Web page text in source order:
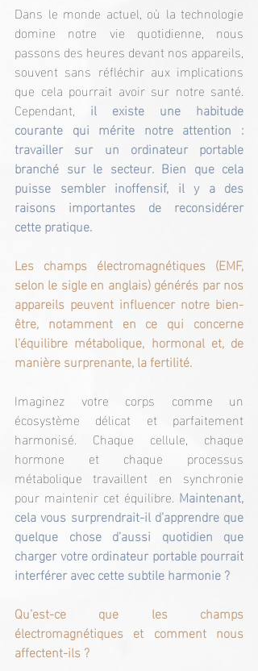
Dans le monde actuel, où la technologie
domine notre vie quotidienne, nous
passons des heures devant nos appareils,
souvent sans réfléchir aux implications
que cela pourrait avoir sur notre santé.
Cependant, il existe une habitude
courante qui mérite notre attention :
travailler sur un ordinateur portable
branché sur le secteur. Bien que cela
puisse sembler inoffensif, il y a des
raisons importantes de reconsidérer
cette pratique.
Les champs électromagnétiques (EMF,
selon le sigle en anglais) générés par nos
appareils peuvent influencer notre bien-
être, notamment en ce qui concerne
l’équilibre métabolique, hormonal et, de
manière surprenante, la fertilité.
Imaginez votre corps comme un
écosystème délicat et parfaitement
harmonisé. Chaque cellule, chaque
hormone et chaque processus
métabolique travaillent en synchronie
pour maintenir cet équilibre. Maintenant,
cela vous surprendrait-il d’apprendre que
quelque chose d’aussi quotidien que
charger votre ordinateur portable pourrait
interférer avec cette subtile harmonie ?
Qu’est-ce que les champs
électromagnétiques et comment nous
affectent-ils ?